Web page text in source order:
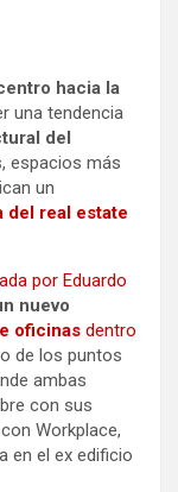
hacia la
una tendencia
del
espacios más
un
del real estate
por Eduardo
nuevo
oficinas dentro
de los puntos
ambas
con sus
Workplace,
en el ex edificio